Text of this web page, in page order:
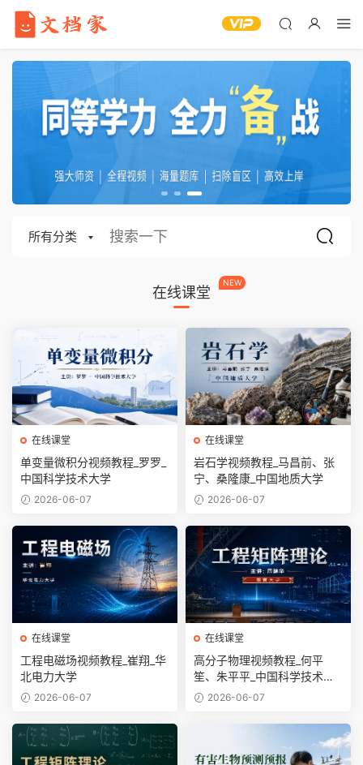
所有分类
在线课堂
NEW
在线课堂
单变量微积分视频教程_罗罗_
中国科学技术大学
2026-06-07
在线课堂
岩石学视频教程_马昌前、张
宁、桑隆康_中国地质大学
2026-06-07
在线课堂
工程电磁场视频教程_崔翔_华
北电力大学
2026-06-07
在线课堂
高分子物理视频教程_何平
笙、朱平平_中国科学技术大
学 2026-06-07